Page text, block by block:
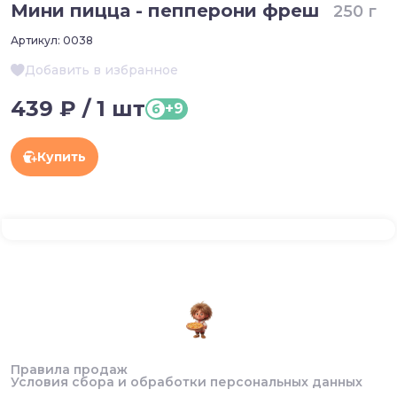
Мини пицца - пепперони фреш 250 г
Артикул: 0038
Добавить в избранное
439 ₽ / 1 шт б +9
Купить
Правила продаж
Условия сбора и обработки персональных данных